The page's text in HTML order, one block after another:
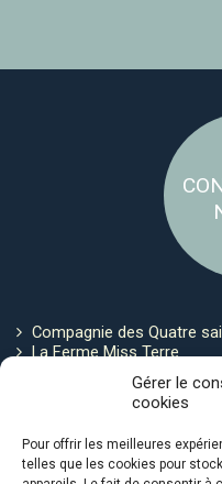
Gérer le
cookies
Pour offrir les meilleures
telles que les cookies pour
Compagnie des Quatre
La Ferme Miss Terre
Politique de cookies